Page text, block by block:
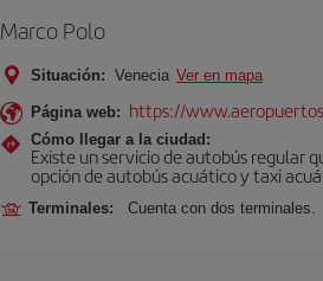
Marco Polo
Situación: Venecia Ver en mapa
Página web: https://
Cómo llegar a la ciudad:
Existe un servicio de autobús regular
opción de autobús acuático y taxi
Terminales: Cuenta con dos terminales.